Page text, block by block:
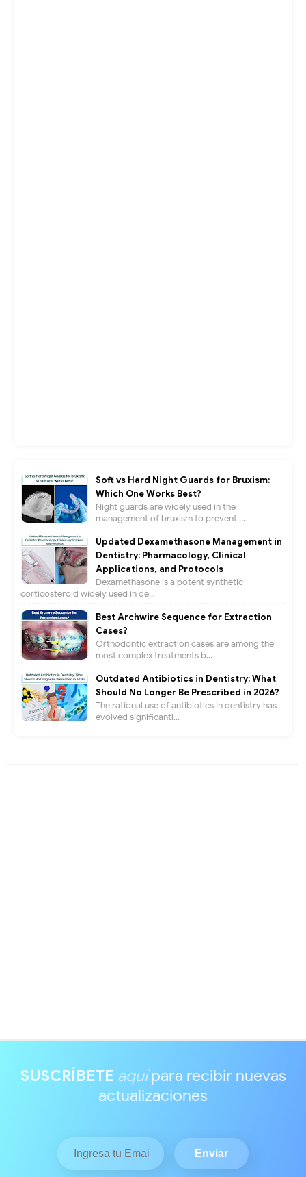
Soft vs Hard Night Guards for Bruxism:
Which One Works Best?
Night guards are widely used in the
management of bruxism to prevent ...
Updated Dexamethasone Management in
Dentistry: Pharmacology, Clinical
Applications, and Protocols
Dexamethasone is a potent synthetic
corticosteroid widely used in de...
Best Archwire Sequence for Extraction
Cases?
Orthodontic extraction cases are among the
most complex treatments b...
Outdated Antibiotics in Dentistry: What
Should No Longer Be Prescribed in 2026?
The rational use of antibiotics in dentistry has
evolved significantl...
SUSCRÍBETE aquípara recibir nuevas
actualizaciones